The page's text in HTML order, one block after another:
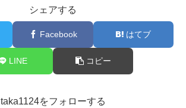
シェアする
Facebook はてブ
LINE コピー
taka1124をフォローする